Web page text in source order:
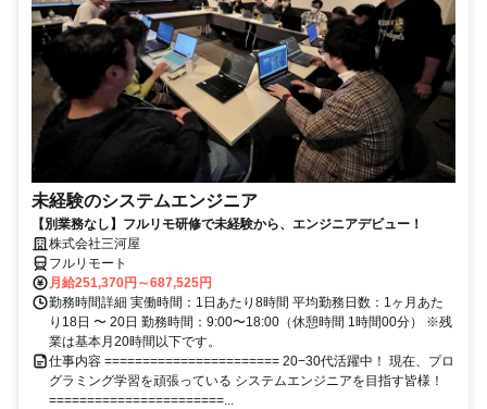
未経験のシステムエンジニア
【別業務なし】フルリモ研修で未経験から、エンジニアデビュー！
株式会社三河屋
フルリモート
月給251,370円～687,525円
勤務時間詳細 実働時間：1日あたり8時間 平均勤務日数：1ヶ月あた
り18日 〜 20日 勤務時間：9:00〜18:00（休憩時間 1時間00分） ※残
業は基本月20時間以下です。
仕事内容 ======================= 20−30代活躍中！ 現在、プロ
グラミング学習を頑張っている システムエンジニアを目指す皆様！
=======================...